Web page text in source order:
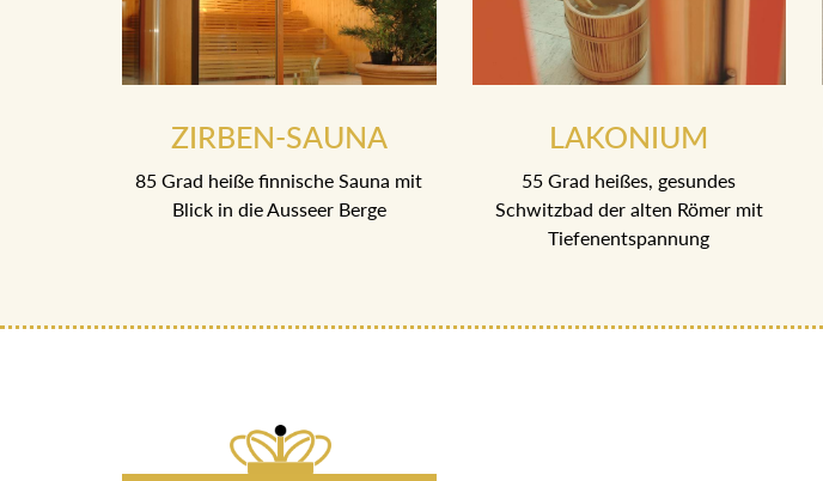
ZIRBEN-SAUNA
85 Grad heiße finnische Sauna mit
Blick in die Ausseer Berge
LAKONIUM
55 Grad heißes, gesundes
Schwitzbad der alten Römer mit
Tiefenentspannung